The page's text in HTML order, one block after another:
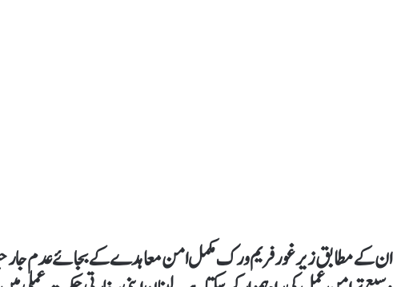
ان کے مطابق زیرغور فریم ورک مکمل امن معاہدے کے بجائے عدم جارحیت